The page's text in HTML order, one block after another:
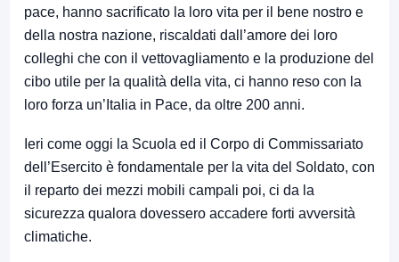
pace, hanno sacrificato la loro vita per il bene nostro e
della nostra nazione, riscaldati dall’amore dei loro
colleghi che con il vettovagliamento e la produzione del
cibo utile per la qualità della vita, ci hanno reso con la
loro forza un’Italia in Pace, da oltre 200 anni.
Ieri come oggi la Scuola ed il Corpo di Commissariato
dell’Esercito è fondamentale per la vita del Soldato, con
il reparto dei mezzi mobili campali poi, ci da la
sicurezza qualora dovessero accadere forti avversità
climatiche.